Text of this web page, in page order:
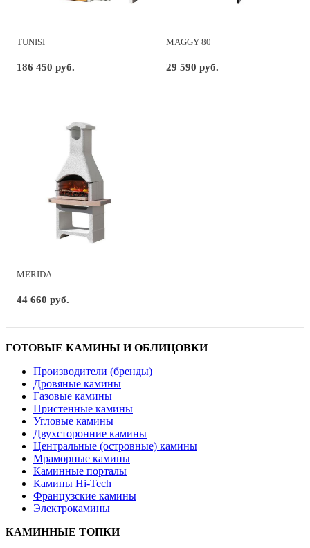
TUNISI
186 450 руб.
MAGGY 80
29 590 руб.
MERIDA
44 660 руб.
ГОТОВЫЕ КАМИНЫ И ОБЛИЦОВКИ
Производители (бренды)
Дровяные камины
Газовые камины
Пристенные камины
Угловые камины
Двухсторонние камины
Центральные (островные) камины
Мраморные камины
Каминные порталы
Камины Hi-Tech
Французские камины
Электрокамины
КАМИННЫЕ ТОПКИ